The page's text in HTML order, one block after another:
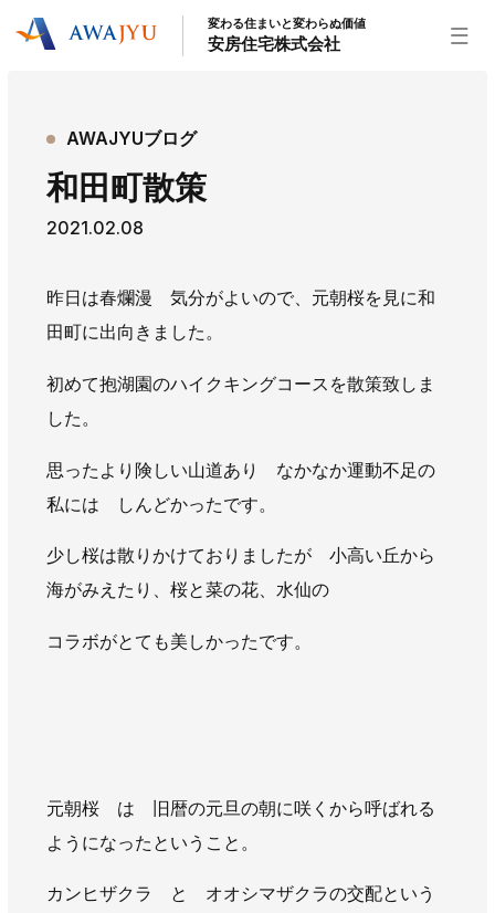
リフォーム事業 外装事業
不動産事業
安房住宅について
スタッフ紹介
社長ブログ イベント お知らせ
チラシ
AWAJYUブログ
安房住まいる
大型工事施工事例
採用情報
新卒・第二新卒採用 アルバイト採用
変わる住まいと変わらぬ価値
安房住宅株式会社
AWAJYUブログ
和田町散策
2021.02.08
昨日は春爛漫 気分がよいので、元朝桜を見に和
田町に出向きました。
初めて抱湖園のハイクキングコースを散策致しま
した。
思ったより険しい山道あり なかなか運動不足の
私には しんどかったです。
少し桜は散りかけておりましたが 小高い丘から
海がみえたり、桜と菜の花、水仙の
コラボがとても美しかったです。
元朝桜 は 旧暦の元旦の朝に咲くから呼ばれる
ようになったということ。
カンヒザクラ と オオシマザクラの交配という